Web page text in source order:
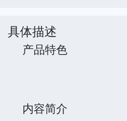
具体描述
产品特色
内容简介